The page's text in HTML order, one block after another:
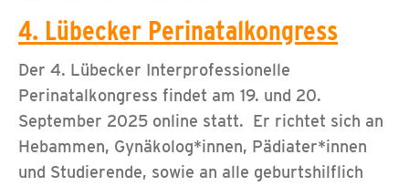
4. Lübecker Perinatalkongress
Der 4. Lübecker Interprofessionelle
Perinatalkongress findet am 19. und 20.
September 2025 online statt. Er richtet sich an
Hebammen, Gynäkolog*innen, Pädiater*innen
und Studierende, sowie an alle geburtshilflich